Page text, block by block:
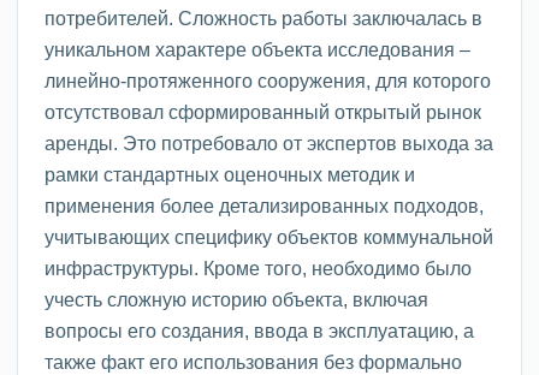
потребителей. Сложность работы заключалась в
уникальном характере объекта исследования –
линейно-протяженного сооружения, для которого
отсутствовал сформированный открытый рынок
аренды. Это потребовало от экспертов выхода за
рамки стандартных оценочных методик и
применения более детализированных подходов,
учитывающих специфику объектов коммунальной
инфраструктуры. Кроме того, необходимо было
учесть сложную историю объекта, включая
вопросы его создания, ввода в эксплуатацию, а
также факт его использования без формально